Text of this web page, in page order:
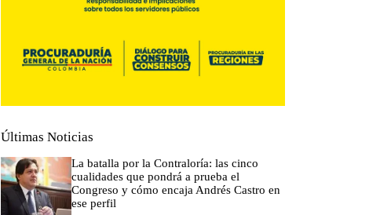
Últimas Noticias
La batalla por la Contraloría: las cinco
cualidades que pondrá a prueba el
Congreso y cómo encaja Andrés Castro en
ese perfil